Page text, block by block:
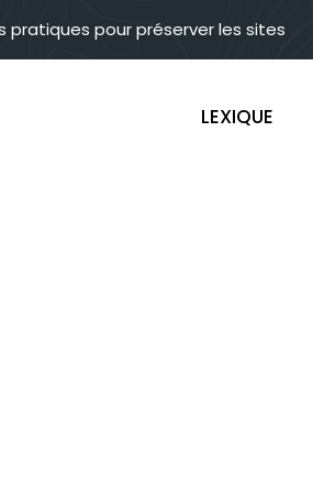
pratiques pour préserver les sites
LEXIQUE